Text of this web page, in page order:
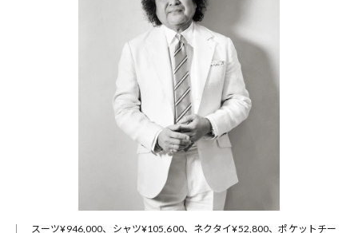
スーツ¥946,000、シャツ¥105,600、ネクタイ¥52,800、ポケットチー